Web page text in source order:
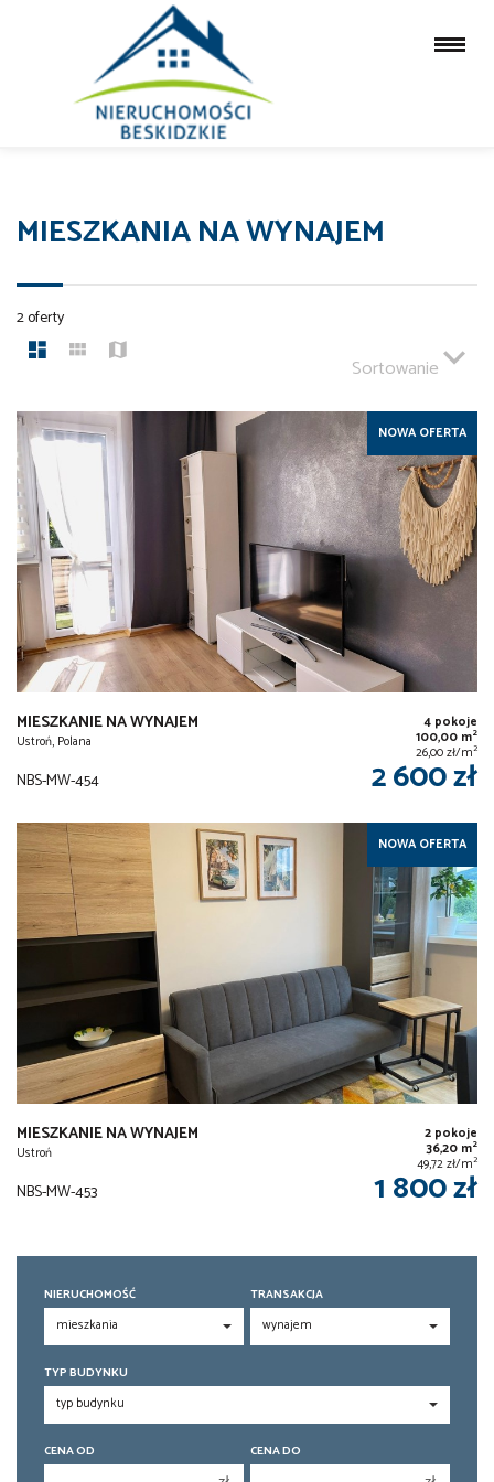
MIESZKANIA NA WYNAJEM
2 oferty
Sortowanie
NOWA OFERTA
MIESZKANIE NA WYNAJEM
Ustroń, Polana
4 pokoje
100,00 m2
26,00 zł/m2
NBS-MW-454 2 600 zł
NOWA OFERTA
MIESZKANIE NA WYNAJEM
Ustroń
2 pokoje
36,20 m2
49,72 zł/m2
NBS-MW-453 1 800 zł
NIERUCHOMOŚĆ TRANSAKCJA
TYP BUDYNKU
CENA OD CENA DO